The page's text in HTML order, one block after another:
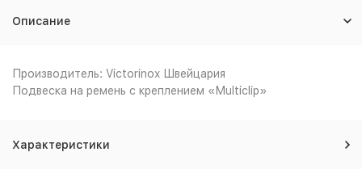
Описание
Производитель: Victorinox Швейцария
Подвеска на ремень с креплением «Multiclip»
Характеристики